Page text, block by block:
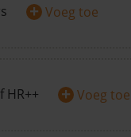
+ Voeg toe
HR++ + Voeg toe